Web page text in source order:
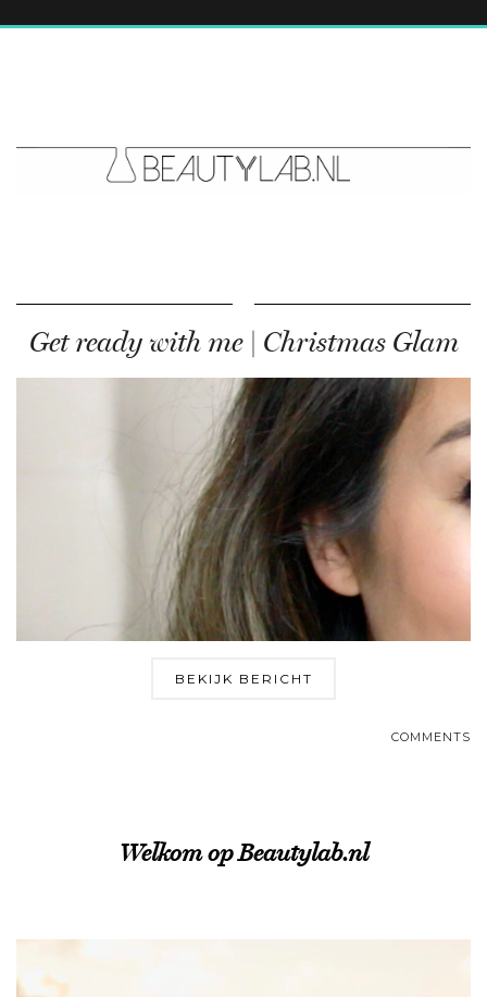
Get ready with me | Christmas Glam
BEKIJK BERICHT
COMMENTS
Welkom op Beautylab.nl